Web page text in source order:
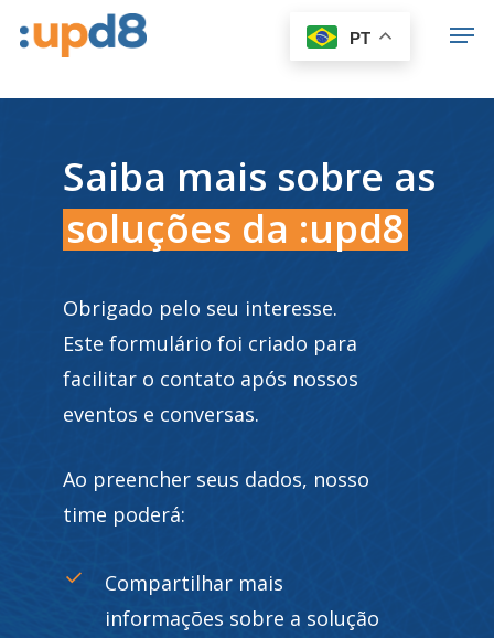
content
Saiba mais sobre as
soluções da :upd8
Obrigado pelo seu interesse.
Este formulário foi criado para
facilitar o contato após nossos
eventos e conversas.
Ao preencher seus dados, nosso
time poderá:
Compartilhar mais
informações sobre a solução
Menu
PT